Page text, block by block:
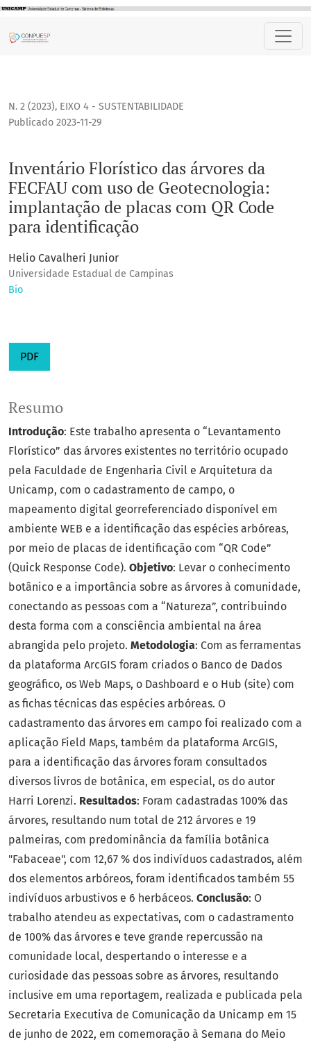
Inventário Florístico das árvores da FECFAU com uso de
N. 2 (2023), EIXO 4 - SUSTENTABILIDADE
Inventário Florístico das árvores da
FECFAU com uso de Geotecnologia:
implantação de placas com QR Code
para identificação
Publicado 2023-11-29
Helio Cavalheri Junior
Universidade Estadual de Campinas
Bio
PDF
Resumo
Introdução: Este trabalho apresenta o “Levantamento
Florístico” das árvores existentes no território ocupado
pela Faculdade de Engenharia Civil e Arquitetura da
Unicamp, com o cadastramento de campo, o
mapeamento digital georreferenciado disponível em
ambiente WEB e a identificação das espécies arbóreas,
por meio de placas de identificação com “QR Code”
(Quick Response Code). Objetivo: Levar o conhecimento
botânico e a importância sobre as árvores à comunidade,
conectando as pessoas com a “Natureza”, contribuindo
desta forma com a consciência ambiental na área
abrangida pelo projeto. Metodologia: Com as ferramentas
da plataforma ArcGIS foram criados o Banco de Dados
geográfico, os Web Maps, o Dashboard e o Hub (site) com
as fichas técnicas das espécies arbóreas. O
cadastramento das árvores em campo foi realizado com a
aplicação Field Maps, também da plataforma ArcGIS,
para a identificação das árvores foram consultados
diversos livros de botânica, em especial, os do autor
Harri Lorenzi. Resultados: Foram cadastradas 100% das
árvores, resultando num total de 212 árvores e 19
palmeiras, com predominância da família botânica
"Fabaceae", com 12,67 % dos indivíduos cadastrados, além
dos elementos arbóreos, foram identificados também 55
indivíduos arbustivos e 6 herbáceos. Conclusão: O
trabalho atendeu as expectativas, com o cadastramento
de 100% das árvores e teve grande repercussão na
comunidade local, despertando o interesse e a
curiosidade das pessoas sobre as árvores, resultando
inclusive em uma reportagem, realizada e publicada pela
Secretaria Executiva de Comunicação da Unicamp em 15
de junho de 2022, em comemoração à Semana do Meio